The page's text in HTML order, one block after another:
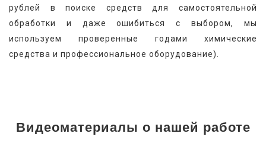
рублей в поиске средств для самостоятельной
обработки и даже ошибиться с выбором, мы
используем проверенные годами химические
средства и профессиональное оборудование).
Видеоматериалы о нашей работе